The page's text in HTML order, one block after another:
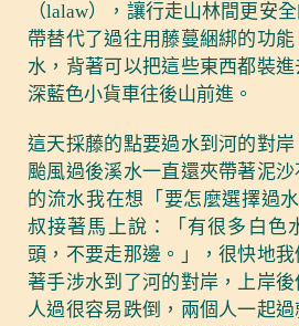
（lalaw），讓行走山林間更安
帶替代了過往用藤蔓綑綁的功
水，背著可以把這些東西都裝
深藍色小貨車往後山前進。
這天採藤的點要過水到河的對
颱風過後溪水一直還夾帶著泥
的流水我在想「要怎麼選擇過
叔接著馬上說：「有很多白色
頭，不要走那邊。」，很快地
著手涉水到了河的對岸，上岸
人過很容易跌倒，兩個人一起